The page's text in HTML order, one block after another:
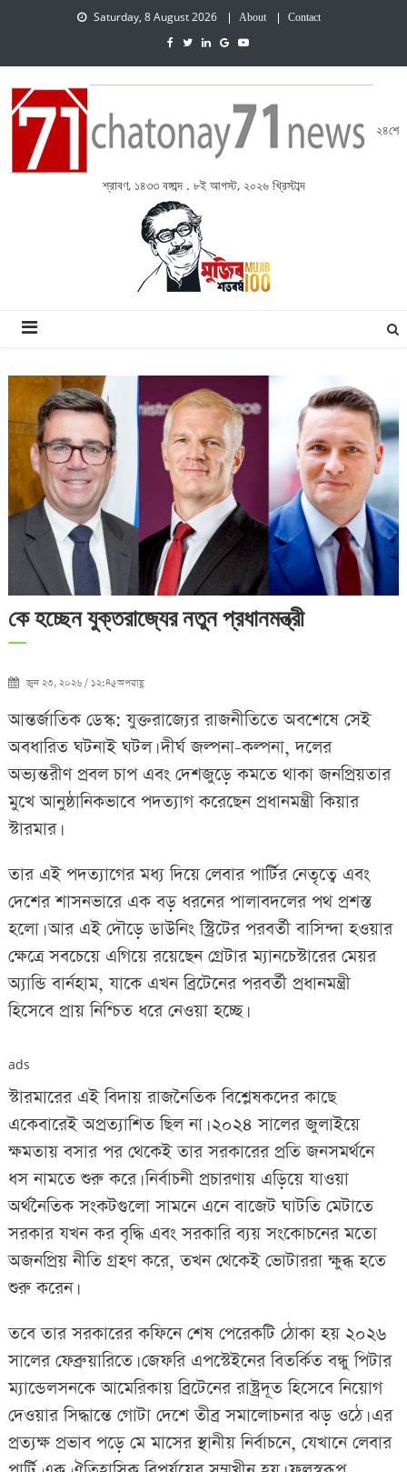
Saturday, 8 August 2026 About Contact
২৪শে
শ্রাবণ, ১৪৩৩ বঙ্গাব্দ . ৮ই আগস্ট, ২০২৬ খ্রিস্টাব্দ
কে হচ্ছেন যুক্তরাজ্যের নতুন প্রধানমন্ত্রী
জুন ২৩, ২০২৬ / ১২:৪৫অপরাহ্ণ
আন্তর্জাতিক ডেস্ক: যুক্তরাজ্যের রাজনীতিতে অবশেষে সেই
অবধারিত ঘটনাই ঘটল। দীর্ঘ জল্পনা-কল্পনা, দলের
অভ্যন্তরীণ প্রবল চাপ এবং দেশজুড়ে কমতে থাকা জনপ্রিয়তার
মুখে আনুষ্ঠানিকভাবে পদত্যাগ করেছেন প্রধানমন্ত্রী কিয়ার
স্টারমার।
তার এই পদত্যাগের মধ্য দিয়ে লেবার পার্টির নেতৃত্বে এবং
দেশের শাসনভারে এক বড় ধরনের পালাবদলের পথ প্রশস্ত
হলো। আর এই দৌড়ে ডাউনিং স্ট্রিটের পরবর্তী বাসিন্দা হওয়ার
ক্ষেত্রে সবচেয়ে এগিয়ে রয়েছেন গ্রেটার ম্যানচেস্টারের মেয়র
অ্যান্ডি বার্নহাম, যাকে এখন ব্রিটেনের পরবর্তী প্রধানমন্ত্রী
হিসেবে প্রায় নিশ্চিত ধরে নেওয়া হচ্ছে।
ads
স্টারমারের এই বিদায় রাজনৈতিক বিশ্লেষকদের কাছে
একেবারেই অপ্রত্যাশিত ছিল না। ২০২৪ সালের জুলাইয়ে
ক্ষমতায় বসার পর থেকেই তার সরকারের প্রতি জনসমর্থনে
ধস নামতে শুরু করে। নির্বাচনী প্রচারণায় এড়িয়ে যাওয়া
অর্থনৈতিক সংকটগুলো সামনে এনে বাজেট ঘাটতি মেটাতে
সরকার যখন কর বৃদ্ধি এবং সরকারি ব্যয় সংকোচনের মতো
অজনপ্রিয় নীতি গ্রহণ করে, তখন থেকেই ভোটাররা ক্ষুব্ধ হতে
শুরু করেন।
তবে তার সরকারের কফিনে শেষ পেরেকটি ঠোকা হয় ২০২৬
সালের ফেব্রুয়ারিতে। জেফরি এপস্টেইনের বিতর্কিত বন্ধু পিটার
ম্যান্ডেলসনকে আমেরিকায় ব্রিটেনের রাষ্ট্রদূত হিসেবে নিয়োগ
দেওয়ার সিদ্ধান্তে গোটা দেশে তীব্র সমালোচনার ঝড় ওঠে। এর
প্রত্যক্ষ প্রভাব পড়ে মে মাসের স্থানীয় নির্বাচনে, যেখানে লেবার